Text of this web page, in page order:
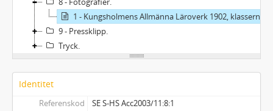
1 - Kungsholmens Allmänna Läroverk 1902, klasserna 1A, 1B, 2 och 3. Realskoleklassen vid Kungsholmens Realskola år 1908. Lärarkåren vid Kungsholmens Allmänna Läroverk år 1904. Hjalmar Hjorth med ej angivna skolklasser. Studenter och lärare vid Uppsala universitet(?). Hermann Klinghardt, tysk professor. "Eva", Ragnar Hjorths och Karl Edes förslag till utsmyckning av den öppna trekanten på Grevturegatan vid mynningen till Birger Jarlsgatan.
9 - Pressklipp.
Tryck.
Identitet
Referenskod
SE S-HS Acc2003/11:8:1